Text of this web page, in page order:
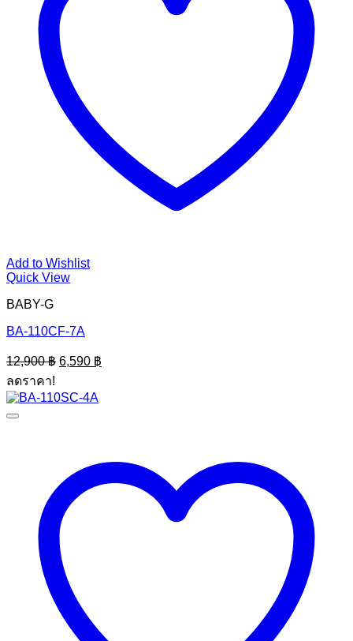
Add to Wishlist
Quick View
BABY-G
BA-110CF-7A
12,900฿ Original
price
12,900 ฿.
6,590 ฿
price
ลดราคา!